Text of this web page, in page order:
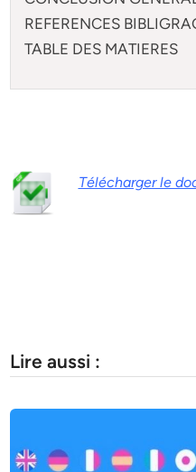
REFERENCES
TABLE DES MATIERES
Télécharger le
Lire aussi :